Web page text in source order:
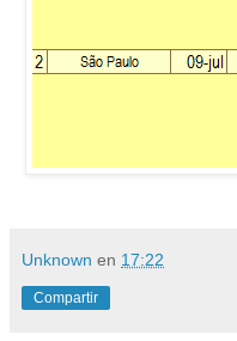
Unknown en 17:22
Compartir